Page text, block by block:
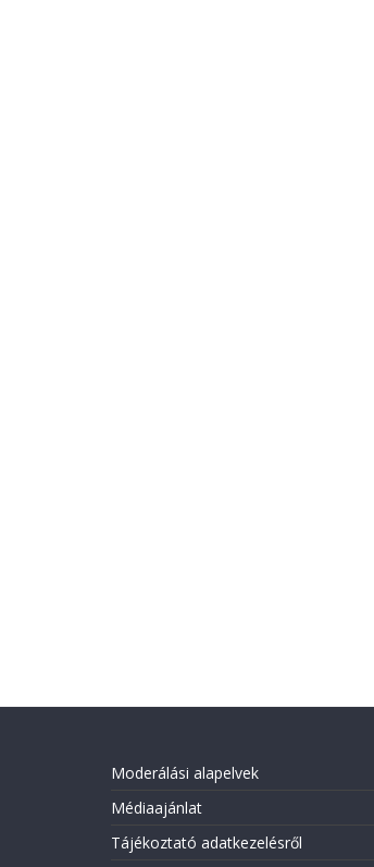
Moderálási alapelvek
Médiaajánlat
Tájékoztató adatkezelésről